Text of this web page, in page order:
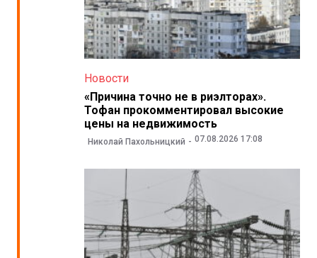
Новости
«Причина точно не в риэлторах».
Тофан прокомментировал высокие
цены на недвижимость
Николай Пахольницкий 07.08.2026 17:08